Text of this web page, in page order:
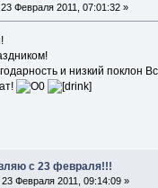
23 Февраля 2011, 07:01:32 »
и низкий поклон
с 23 февраля!!!
23 Февраля 2011, 09:14:09 »